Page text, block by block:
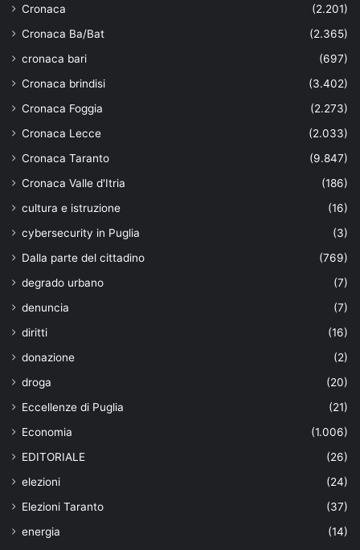
Cronaca
(2.201)
Cronaca Ba/Bat
(2.365)
cronaca bari
(697)
Cronaca brindisi
(3.402)
Cronaca Foggia
(2.273)
Cronaca Lecce
(2.033)
Cronaca Taranto
(9.847)
Cronaca Valle d'Itria
(186)
cultura e istruzione
(16)
cybersecurity in Puglia
(3)
Dalla parte del cittadino
(769)
degrado urbano
(7)
denuncia
(7)
diritti
(16)
donazione
(2)
droga
(20)
Eccellenze di Puglia
(21)
Economia
(1.006)
EDITORIALE
(26)
elezioni
(24)
Elezioni Taranto
(37)
energia
(14)